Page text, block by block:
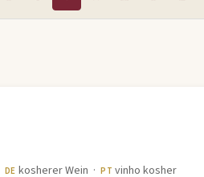
DE kosherer Wein · PT vinho kosher